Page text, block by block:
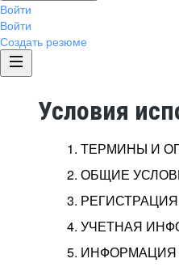
Войти
Войти
Создать резюме
Условия
1. ТЕРМИНЫ И
2. ОБЩИЕ
3.
4. УЧЕТНАЯ
5.